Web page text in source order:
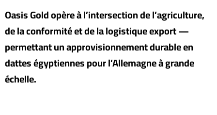
Oasis Gold opère à l’intersection de l’agriculture,
de la conformité et de la logistique export —
permettant un approvisionnement durable en
dattes égyptiennes pour l’Allemagne à grande
échelle.